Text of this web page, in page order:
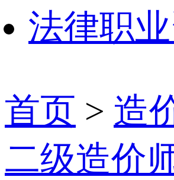
法律职
首页 > 造
二级造价